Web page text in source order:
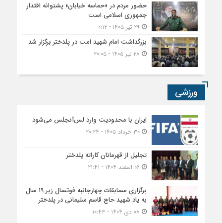
حضور مردم در «حماسه خیابان» پشتوانه اقتدار
جمهوری اسلامی است
بزرگداشت امام شهید امت در پلدختر برگزار شد
ورزشی
ایران با محدودیت وارد لس‌آنجلس می‌شود
۳۰ خرداد ۱۴۰۵ - ۲۰:۲۴
تجلیل از قهرمانان کاراته پلدختر
۰۶ اسفند ۱۴۰۴ - ۲۱:۴۱
برگزاری مسابقات چهارجانبه فوتسال زیر ۱۹ سال
به یاد شهید حاج قاسم سلیمانی در پلدختر